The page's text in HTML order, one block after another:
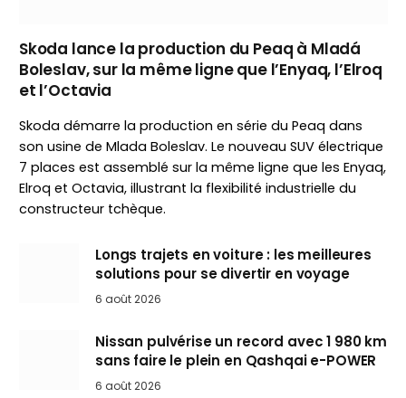
Skoda lance la production du Peaq à Mladá
Boleslav, sur la même ligne que l’Enyaq, l’Elroq
et l’Octavia
Skoda démarre la production en série du Peaq dans
son usine de Mlada Boleslav. Le nouveau SUV électrique
7 places est assemblé sur la même ligne que les Enyaq,
Elroq et Octavia, illustrant la flexibilité industrielle du
constructeur tchèque.
Longs trajets en voiture : les meilleures
solutions pour se divertir en voyage
6 août 2026
Nissan pulvérise un record avec 1 980 km
sans faire le plein en Qashqai e-POWER
6 août 2026